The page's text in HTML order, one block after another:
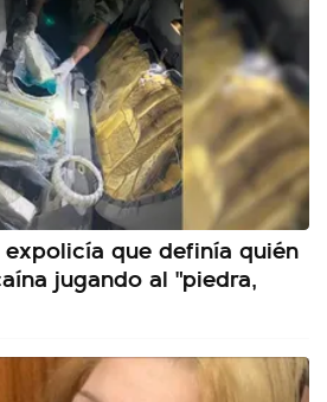
que definía quién
jugando al "piedra,